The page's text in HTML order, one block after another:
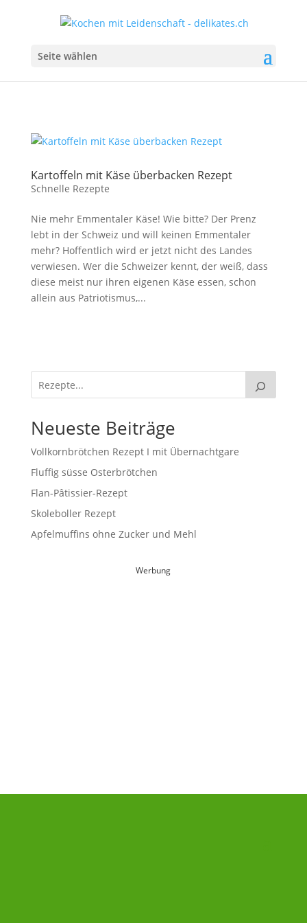
Seite wählen
Kartoffeln mit Käse überbacken Rezept
Schnelle Rezepte
Nie mehr Emmentaler Käse! Wie bitte? Der Prenz
lebt in der Schweiz und will keinen Emmentaler
mehr? Hoffentlich wird er jetzt nicht des Landes
verwiesen. Wer die Schweizer kennt, der weiß, dass
diese meist nur ihren eigenen Käse essen, schon
allein aus Patriotismus,...
Neueste Beiträge
Vollkornbrötchen Rezept I mit Übernachtgare
Fluffig süsse Osterbrötchen
Flan-Pâtissier-Rezept
Skoleboller Rezept
Apfelmuffins ohne Zucker und Mehl
Werbung